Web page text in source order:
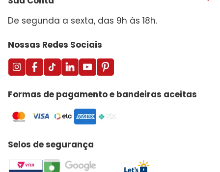
De segunda a sexta, das 9h às 18h.
Nossas Redes Sociais
Formas de pagamento e bandeiras aceitas
Selos de segurança